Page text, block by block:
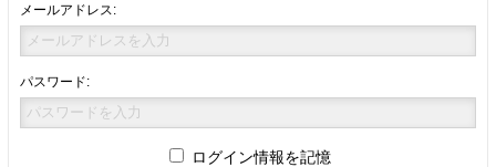
メールアドレス:
パスワード:
ログイン情報を記憶